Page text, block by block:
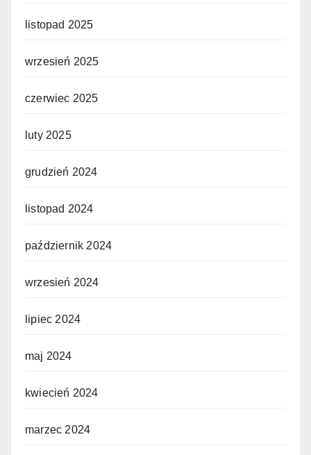
listopad 2025
wrzesień 2025
czerwiec 2025
luty 2025
grudzień 2024
listopad 2024
październik 2024
wrzesień 2024
lipiec 2024
maj 2024
kwiecień 2024
marzec 2024